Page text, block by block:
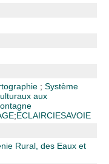
;Système
aux
;ECLAIRCIESAVOIE
Rural, des Eaux et